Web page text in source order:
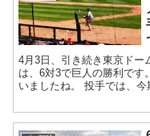
4月3日、引き続き東京ドー
は、6対3で巨人の勝利です
いましたね。 投手では、